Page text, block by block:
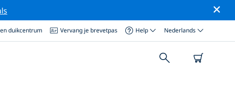
duikcentrum Vervang je brevetpas Help Nederlands